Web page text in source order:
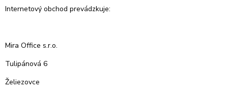
Internetový obchod prevádzkuje:
Mira Office s.r.o.
Tulipánová 6
Želiezovce